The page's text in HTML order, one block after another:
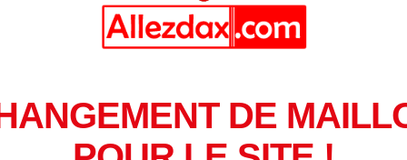
DE